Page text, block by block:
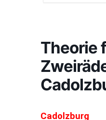
Theorie
Cadolzburg